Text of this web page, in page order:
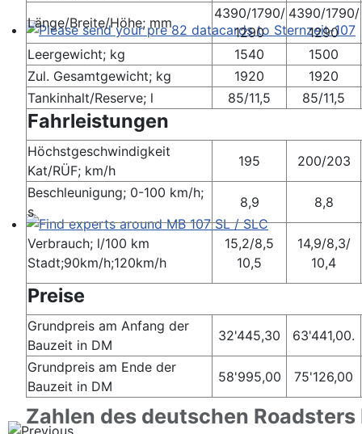
Please send your pre 82 datacards to Sternzeit-107
Find experts around MB 107 SL / SLC
Zahlen des deutschen Roadsters
Länge/Breite/Höhe; mm
4390/1790/
1290
4390/1790/
1290
Leergewicht; kg
1540
1500
Zul. Gesamtgewicht; kg
1920
1920
Tankinhalt/Reserve; l
85/11,5 85/11,5
Fahrleistungen
Höchstgeschwindigkeit
Kat/RÜF; km/h
195
200/203
Beschleunigung; 0-100 km/h;
s
8,9 8,8
Verbrauch; l/100 km
Stadt;90km/h;120km/h
15,2/8,5
10,5
14,9/8,3/
10,4
Preise
Grundpreis am Anfang der
Bauzeit in DM
32'445,30
63'441,00.
Grundpreis am Ende der
Bauzeit in DM
58'995,00 75'126,00